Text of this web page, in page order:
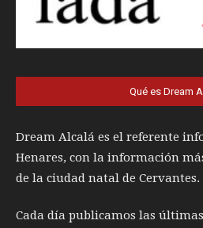
Qué es Dream
Dream Alcalá es el referente
Henares, con la información
de la ciudad natal de Cervantes.
Cada día publicamos las